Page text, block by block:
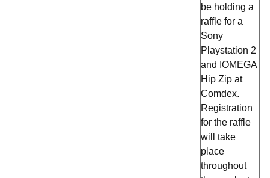
be holding a
raffle for a
Sony
Playstation 2
and IOMEGA
Hip Zip at
Comdex.
Registration
for the raffle
will take
place
throughout